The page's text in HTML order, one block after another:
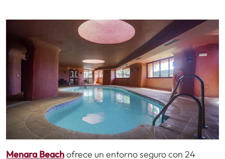
Menara Beachofrece un entorno seguro con 24